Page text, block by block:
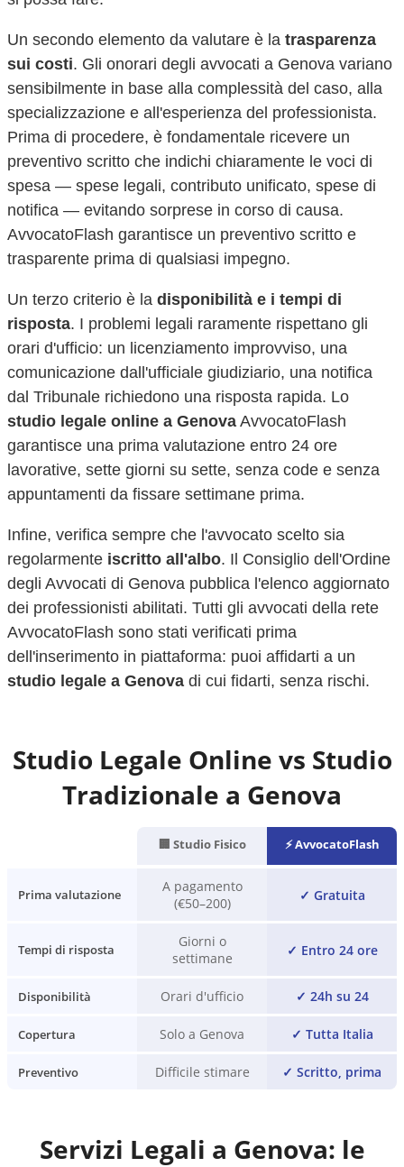
Un secondo elemento da valutare è la trasparenza
sui costi. Gli onorari degli avvocati a Genova variano
sensibilmente in base alla complessità del caso, alla
specializzazione e all'esperienza del professionista.
Prima di procedere, è fondamentale ricevere un
preventivo scritto che indichi chiaramente le voci di
spesa — spese legali, contributo unificato, spese di
notifica — evitando sorprese in corso di causa.
AvvocatoFlash garantisce un preventivo scritto e
trasparente prima di qualsiasi impegno.
Un terzo criterio è la disponibilità e i tempi di
risposta. I problemi legali raramente rispettano gli
orari d'ufficio: un licenziamento improvviso, una
comunicazione dall'ufficiale giudiziario, una notifica
dal Tribunale richiedono una risposta rapida. Lo
studio legale online a Genova AvvocatoFlash
garantisce una prima valutazione entro 24 ore
lavorative, sette giorni su sette, senza code e senza
appuntamenti da fissare settimane prima.
Infine, verifica sempre che l'avvocato scelto sia
regolarmente iscritto all'albo. Il Consiglio dell'Ordine
degli Avvocati di Genova pubblica l'elenco aggiornato
dei professionisti abilitati. Tutti gli avvocati della rete
AvvocatoFlash sono stati verificati prima
dell'inserimento in piattaforma: puoi affidarti a un
studio legale a Genova di cui fidarti, senza rischi.
Studio Legale Online vs Studio
Tradizionale a Genova
🏢 Studio Fisico ⚡ AvvocatoFlash
Prima valutazione
A pagamento
(€50–200)
✓ Gratuita
Tempi di risposta
Giorni o
settimane
✓ Entro 24 ore
Disponibilità Orari d'ufficio ✓ 24h su 24
Copertura Solo a Genova ✓ Tutta Italia
Preventivo Difficile stimare ✓ Scritto, prima
Servizi Legali a Genova: le